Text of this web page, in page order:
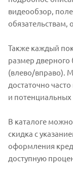
видеообзор,
обязательствам,
Также каждый
размер
(влево/вправо).
достаточно
и потенциальных
В каталоге
скидка с
оформления
доступную